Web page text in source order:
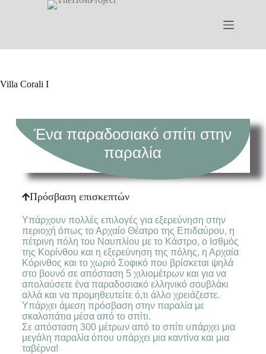
Villa Corali I
Ένα παραδοσιακό σπίτι στην
παραλία
Πρόσβαση επισκεπτών
Υπάρχουν πολλές επιλογές για εξερεύνηση στην
περιοχή όπως το Αρχαίο Θέατρο της Επιδαύρου, η
πέτρινη πόλη του Ναυπλίου με το Κάστρο, ο Ισθμός
της Κορίνθου και η εξερεύνηση της πόλης, η Αρχαία
Κόρινθος και το χωριό Σοφικό που βρίσκεται ψηλά
στο βουνό σε απόσταση 5 χιλιομέτρων και για να
απολαύσετε ένα παραδοσιακό ελληνικό σουβλάκι
αλλά και να προμηθευτείτε ό,τι άλλο χρειάζεστε.
Υπάρχει άμεση πρόσβαση στην παραλία με
σκαλοπάτια μέσα από το σπίτι.
Σε απόσταση 300 μέτρων από το σπίτι υπάρχει μια
μεγάλη παραλία όπου υπάρχει μια καντίνα και μια
ταβέρνα!